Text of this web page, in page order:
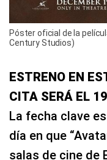
Póster oficial de la
Century Studios)
ESTRENO EN
CITA SERÁ EL
La fecha clave
día en que
salas de cine de